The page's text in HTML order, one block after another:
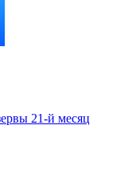
21-й месяц